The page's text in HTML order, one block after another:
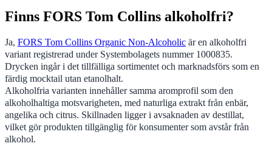
Finns FORS Tom Collins alkoholfri?
Ja, FORS Tom Collins Organic Non-Alcoholic är en alkoholfri
variant registrerad under Systembolagets nummer 1000835.
Drycken ingår i det tillfälliga sortimentet och marknadsförs som en
färdig mocktail utan etanolhalt.
Alkoholfria varianten innehåller samma aromprofil som den
alkoholhaltiga motsvarigheten, med naturliga extrakt från enbär,
angelika och citrus. Skillnaden ligger i avsaknaden av destillat,
vilket gör produkten tillgänglig för konsumenter som avstår från
alkohol.